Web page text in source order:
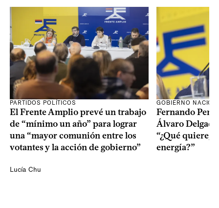
PARTIDOS POLÍTICOS
El Frente Amplio prevé un trabajo
de “mínimo un año” para lograr
una “mayor comunión entre los
votantes y la acción de gobierno”
Lucía Chu
GOBIERNO
Fernando
Álvaro
“¿Qué quiere,
energía?”